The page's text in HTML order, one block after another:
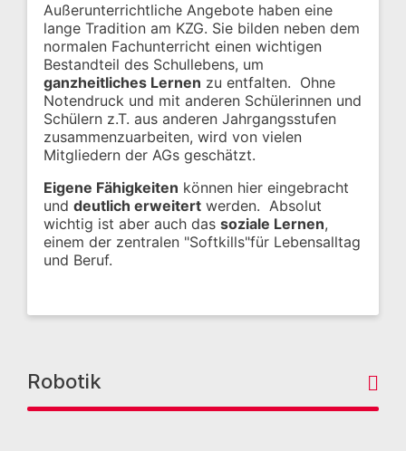
Außerunterrichtliche Angebote haben eine
lange Tradition am KZG. Sie bilden neben dem
normalen Fachunterricht einen wichtigen
Bestandteil des Schullebens, um
ganzheitliches Lernen zu entfalten. Ohne
Notendruck und mit anderen Schülerinnen und
Schülern z.T. aus anderen Jahrgangsstufen
zusammenzuarbeiten, wird von vielen
Mitgliedern der AGs geschätzt.
Eigene Fähigkeiten können hier eingebracht
und deutlich erweitert werden. Absolut
wichtig ist aber auch das soziale Lernen,
einem der zentralen "Softkills"für Lebensalltag
und Beruf.
Robotik